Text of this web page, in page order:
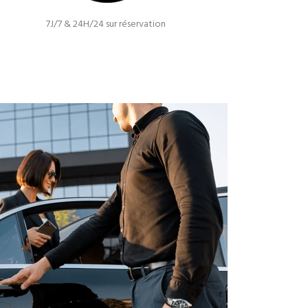
7J/7 & 24H/24 sur réservation